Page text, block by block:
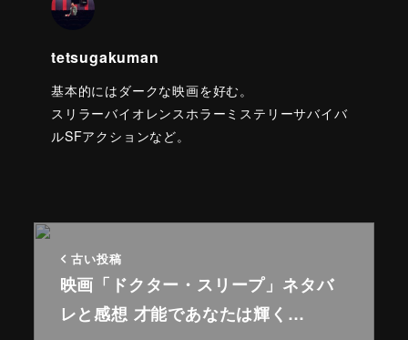
tetsugakuman
基本的にはダークな映画を好む。
スリラーバイオレンスホラーミステリーサバイバ
ルSFアクションなど。
古い投稿
映画「ドクター・スリープ」ネタバ
レと感想 才能であなたは輝く…